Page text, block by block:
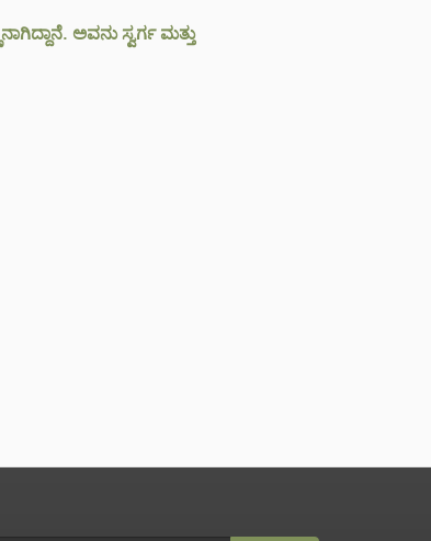
ಅವನು ಸ್ವರ್ಗ ಮತ್ತು